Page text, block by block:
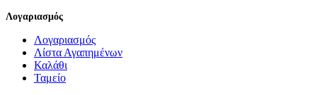
Λογαριασμός
Λογαριασμός
Λίστα Αγαπημένων
Καλάθι
Ταμείο